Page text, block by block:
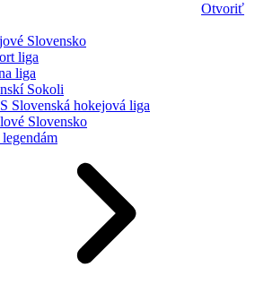
Otvoriť
Slovensko
liga
liga
Sokoli
Slovenská hokejová liga
Slovensko